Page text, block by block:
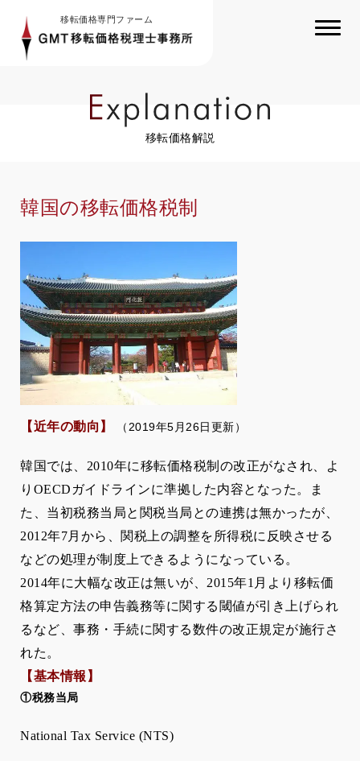
移転価格専門ファーム
移転価格解説
韓国の移転価格税制
【近年の動向】 （2019年5月26日更新）
韓国では、 2010年に移転価格税制の改正がなされ、よ
り OECD ガイドラインに準拠した内容となった。ま
た、当初税務当局と関税当局との連携は無かったが、
2012年7月から、関税上の調整を所得税に反映させる
などの処理が制度上できるようになっている。
2014年に大幅な改正は無いが、 2015年1 月より移転価
格算定方法の申告義務等に関する閾値が引き上げられ
るなど、事務・手続に関する数件の改正規定が施行さ
れた。
【基本情報】
①税務当局
National Tax Service (NTS)